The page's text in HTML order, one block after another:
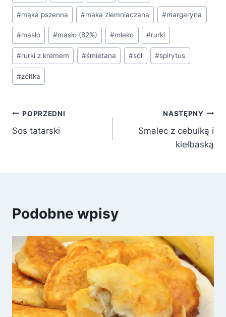
#mąka pszenna #maka ziemniaczana #margaryna
#masło #masło (82%) #mleko #rurki
#rurki z kremem #śmietana #sól #spirytus
#żółtka
Nawigacja
wpisu
POPRZEDNI
Sos tatarski
NASTĘPNY
Smalec z cebulką i
kiełbaską
Podobne wpisy